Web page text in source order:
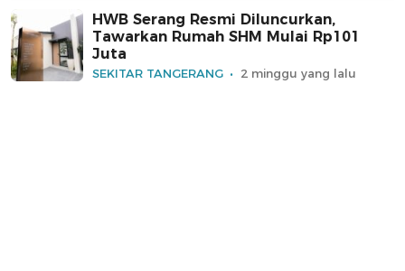
HWB Serang Resmi Diluncurkan,
Tawarkan Rumah SHM Mulai Rp101
Juta
SEKITAR TANGERANG 2 minggu yang lalu